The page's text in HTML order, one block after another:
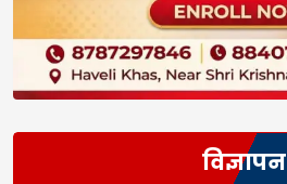
विज्ञापन